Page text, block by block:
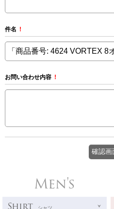
件名 !
お問い合わせ内容 !
Men's
シャツ